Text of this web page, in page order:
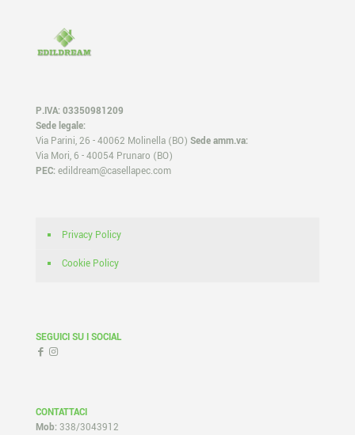
P.IVA: 03350981209
Sede legale:
Via Parini, 26 - 40062 Molinella (BO) Sede amm.va:
Via Mori, 6 - 40054 Prunaro (BO)
PEC: edildream@casellapec.com
Privacy Policy
Cookie Policy
SEGUICI SU I SOCIAL
CONTATTACI
Mob: 338/3043912